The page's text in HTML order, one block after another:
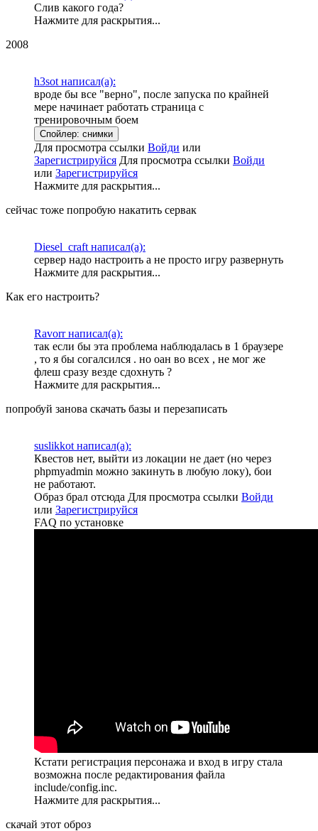
Слив какого года?
Нажмите для раскрытия...
2008
h3sot написал(а):
вроде бы все "верно", после запуска по крайней
мере начинает работать страница с
тренировочным боем
Спойлер: снимки
Для просмотра ссылки Войди или
Зарегистрируйся Для просмотра ссылки Войди
или Зарегистрируйся
Нажмите для раскрытия...
сейчас тоже попробую накатить сервак
Diesel_craft написал(а):
сервер надо настроить а не просто игру развернуть
Нажмите для раскрытия...
Как его настроить?
Ravorr написал(а):
так если бы эта проблема наблюдалась в 1 браузере
, то я бы согалсился . но оан во всех , не мог же
флеш сразу везде сдохнуть ?
Нажмите для раскрытия...
попробуй занова скачать базы и перезаписать
suslikkot написал(а):
Квестов нет, выйти из локации не дает (но через
phpmyadmin можно закинуть в любую локу), бои
не работают.
Образ брал отсюда Для просмотра ссылки Войди
или Зарегистрируйся
FAQ по установке
Кстати регистрация персонажа и вход в игру стала
возможна после редактирования файла
include/config.inc.
Нажмите для раскрытия...
скачай этот оброз